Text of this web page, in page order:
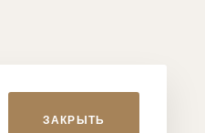
ЗАКРЫТЬ